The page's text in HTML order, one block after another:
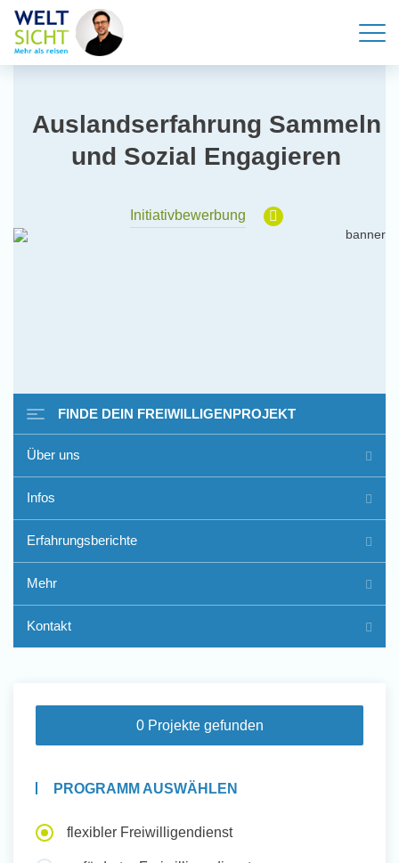
Auslandserfahrung Sammeln
und Sozial Engagieren
Initiativbewerbung
Freiwilligenarbeit im Ausland
- Erfahrungsberichte
Auslandserfahrung Sammeln
FINDE DEIN FREIWILLIGENPROJEKT
Über uns
Infos
Erfahrungsberichte
Mehr
Kontakt
0 Projekte gefunden
PROGRAMM AUSWÄHLEN
flexibler Freiwilligendienst